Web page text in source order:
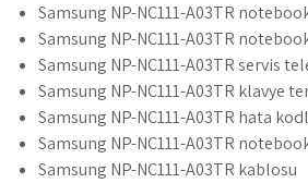
Samsung NP-NC111-A03TR
Samsung NP-NC111-A03TR
Samsung NP-NC111-A03TR servis
Samsung NP-NC111-A03TR klavye
Samsung NP-NC111-A03TR hata
Samsung NP-NC111-A03TR
Samsung NP-NC111-A03TR kablosu